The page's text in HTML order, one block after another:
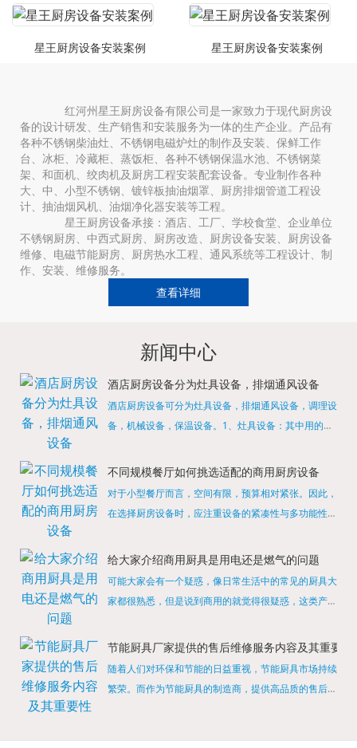
星王厨房设备安装案例 星王厨房设备安装案例
红河州星王厨房设备有限公司是一家致力于现代厨房设
备的设计研发、生产销售和安装服务为一体的生产企业。产品有
各种不锈钢柴油灶、不锈钢电磁炉灶的制作及安装、保鲜工作
台、冰柜、冷藏柜、蒸饭柜、各种不锈钢保温水池、不锈钢菜
架、和面机、绞肉机及厨房工程安装配套设备。专业制作各种
大、中、小型不锈钢、镀锌板抽油烟罩、厨房排烟管道工程设
计、抽油烟风机、油烟净化器安装等工程。
星王厨房设备承接：酒店、工厂、学校食堂、企业单位
不锈钢厨房、中西式厨房、厨房改造、厨房设备安装、厨房设备
维修、电磁节能厨房、厨房热水工程、通风系统等工程设计、制
作、安装、维修服务。
查看详细
新闻中心
酒店厨房设备分为灶具设备，排烟通风设备
酒店厨房设备可分为灶具设备，排烟通风设备，调理设
备，机械设备，保温设备。1、灶具设备：其中用的较
缺少的，经过相关检测证明的合格设备才能进行使用，
不同规模餐厅如何挑选适配的商用厨房设备
对于小型餐厅而言，空间有限，预算相对紧张。因此，
在选择厨房设备时，应注重设备的紧凑性与多功能性。
烹饪设备，既能节省空间，又能满足多样化的烹饪需
给大家介绍商用厨具是用电还是燃气的问题
可能大家会有一个疑惑，像日常生活中的常见的厨具大
家都很熟悉，但是说到商用的就觉得很疑惑，这类产品
店用的就是商用的吗?还真别说，真被大家猜对了，这
节能厨具厂家提供的售后维修服务内容及其重要性
随着人们对环保和节能的日益重视，节能厨具市场持续
繁荣。而作为节能厨具的制造商，提供高品质的售后维